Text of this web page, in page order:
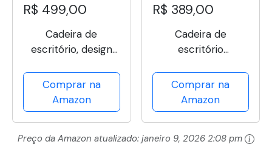
R$ 499,00
Cadeira de
escritório, design
suporte lombar
independente,
malha respirável e
encosto de cabeça
ajustável (Verde)
Comprar na
Amazon
R$ 389,00
Cadeira de
escritório
estofado de mesh
(Preto)
Comprar na
Amazon
Preço da Amazon atualizado: janeiro 9, 2026 2:08 pm